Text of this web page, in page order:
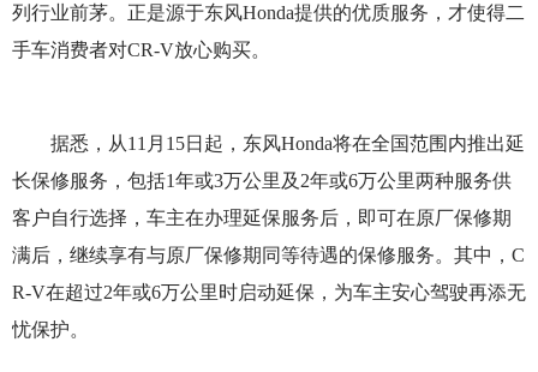
列行业前茅。正是源于东风Honda提供的优质服务，才使得二
手车消费者对CR-V放心购买。
据悉，从11月15日起，东风Honda将在全国范围内推出延
长保修服务，包括1年或3万公里及2年或6万公里两种服务供
客户自行选择，车主在办理延保服务后，即可在原厂保修期
满后，继续享有与原厂保修期同等待遇的保修服务。其中，C
R-V在超过2年或6万公里时启动延保，为车主安心驾驶再添无
忧保护。